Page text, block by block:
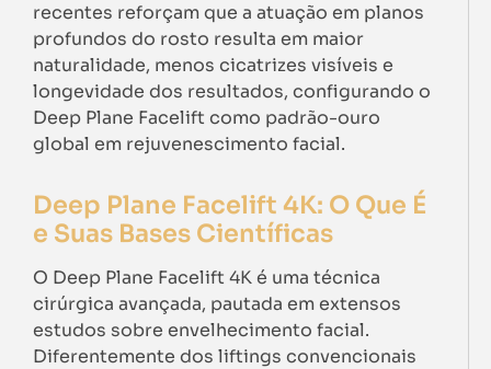
recentes reforçam que a atuação em planos
profundos do rosto resulta em maior
naturalidade, menos cicatrizes visíveis e
longevidade dos resultados, configurando o
Deep Plane Facelift como padrão-ouro
global em rejuvenescimento facial.
Deep Plane Facelift 4K: O Que É
e Suas Bases Científicas
O Deep Plane Facelift 4K é uma técnica
cirúrgica avançada, pautada em extensos
estudos sobre envelhecimento facial.
Diferentemente dos liftings convencionais